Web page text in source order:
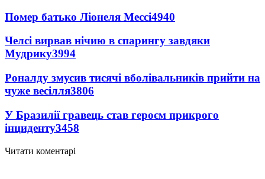
Помер батько Ліонеля Мессі4940
Челсі вирвав нічию в спарингу завдяки
Мудрику3994
Роналду змусив тисячі вболівальників прийти на
чуже весілля3806
У Бразилії гравець став героєм прикрого
інциденту3458
Читати коментарі